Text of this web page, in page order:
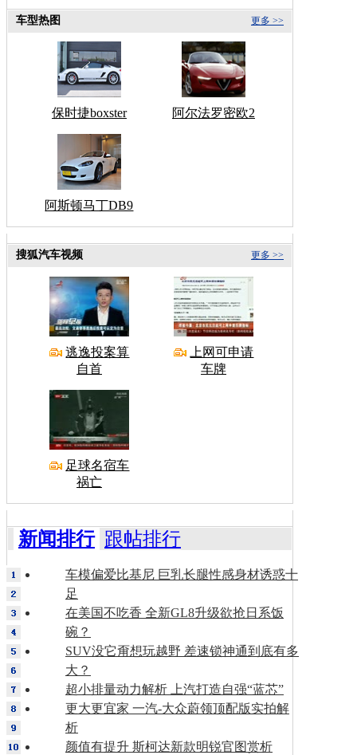
更多 >>
车型热图
保时捷boxster 阿尔法罗密欧2
阿斯顿马丁DB9
更多 >>
搜狐汽车视频
逃逸投案算
自首
上网可申请
车牌
足球名宿车
祸亡
新闻排行 跟帖排行
车模偏爱比基尼 巨乳长腿性感身材诱惑十
足
在美国不吃香 全新GL8升级欲抢日系饭
碗？
SUV没它甭想玩越野 差速锁神通到底有多
大？
超小排量动力解析 上汽打造自强“蓝芯”
更大更宜家 一汽-大众蔚领顶配版实拍解
析
颜值有提升 斯柯达新款明锐官图赏析